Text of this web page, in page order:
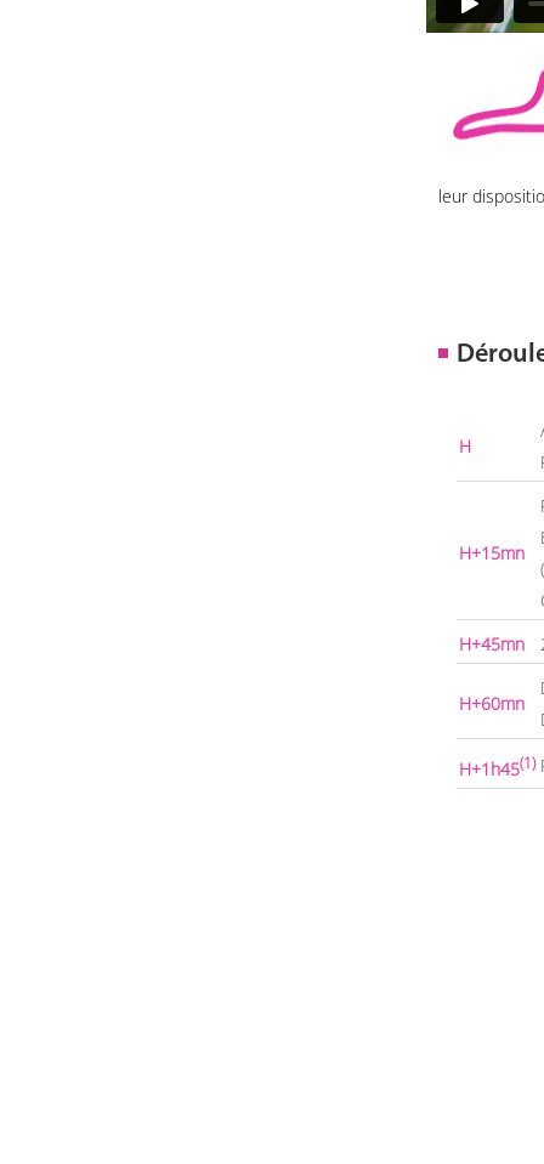
H
H+15mn
H+45mn
H+60mn
H+1h45(1)
leur